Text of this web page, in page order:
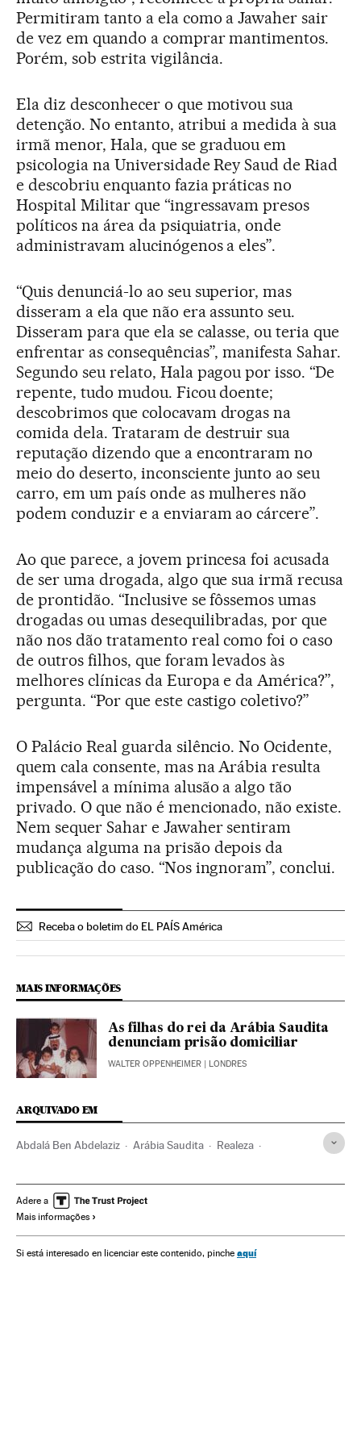
Permitiram tanto a ela como a Jawaher sair
de vez em quando a comprar mantimentos.
Porém, sob estrita vigilância.
Ela diz desconhecer o que motivou sua
detenção. No entanto, atribui a medida à sua
irmã menor, Hala, que se graduou em
psicologia na Universidade Rey Saud de Riad
e descobriu enquanto fazia práticas no
Hospital Militar que “ingressavam presos
políticos na área da psiquiatria, onde
administravam alucinógenos a eles”.
“Quis denunciá-lo ao seu superior, mas
disseram a ela que não era assunto seu.
Disseram para que ela se calasse, ou teria que
enfrentar as consequências”, manifesta Sahar.
Segundo seu relato, Hala pagou por isso. “De
repente, tudo mudou. Ficou doente;
descobrimos que colocavam drogas na
comida dela. Trataram de destruir sua
reputação dizendo que a encontraram no
meio do deserto, inconsciente junto ao seu
carro, em um país onde as mulheres não
podem conduzir e a enviaram ao cárcere”.
Ao que parece, a jovem princesa foi acusada
de ser uma drogada, algo que sua irmã recusa
de prontidão. “Inclusive se fôssemos umas
drogadas ou umas desequilibradas, por que
não nos dão tratamento real como foi o caso
de outros filhos, que foram levados às
melhores clínicas da Europa e da América?”,
pergunta. “Por que este castigo coletivo?”
O Palácio Real guarda silêncio. No Ocidente,
quem cala consente, mas na Arábia resulta
impensável a mínima alusão a algo tão
privado. O que não é mencionado, não existe.
Nem sequer Sahar e Jawaher sentiram
mudança alguma na prisão depois da
publicação do caso. “Nos ingnoram”, conclui.
Receba o boletim do EL PAÍS América
MAIS INFORMAÇÕES
As filhas do rei da Arábia Saudita
denunciam prisão domiciliar
WALTER OPPENHEIMER | LONDRES
ARQUIVADO EM
Abdalá Ben Abdelaziz Arábia Saudita Realeza
Ásia Sociedade Política
Adere a
Mais informações
Si está interesado en licenciar este contenido, pinche aquí